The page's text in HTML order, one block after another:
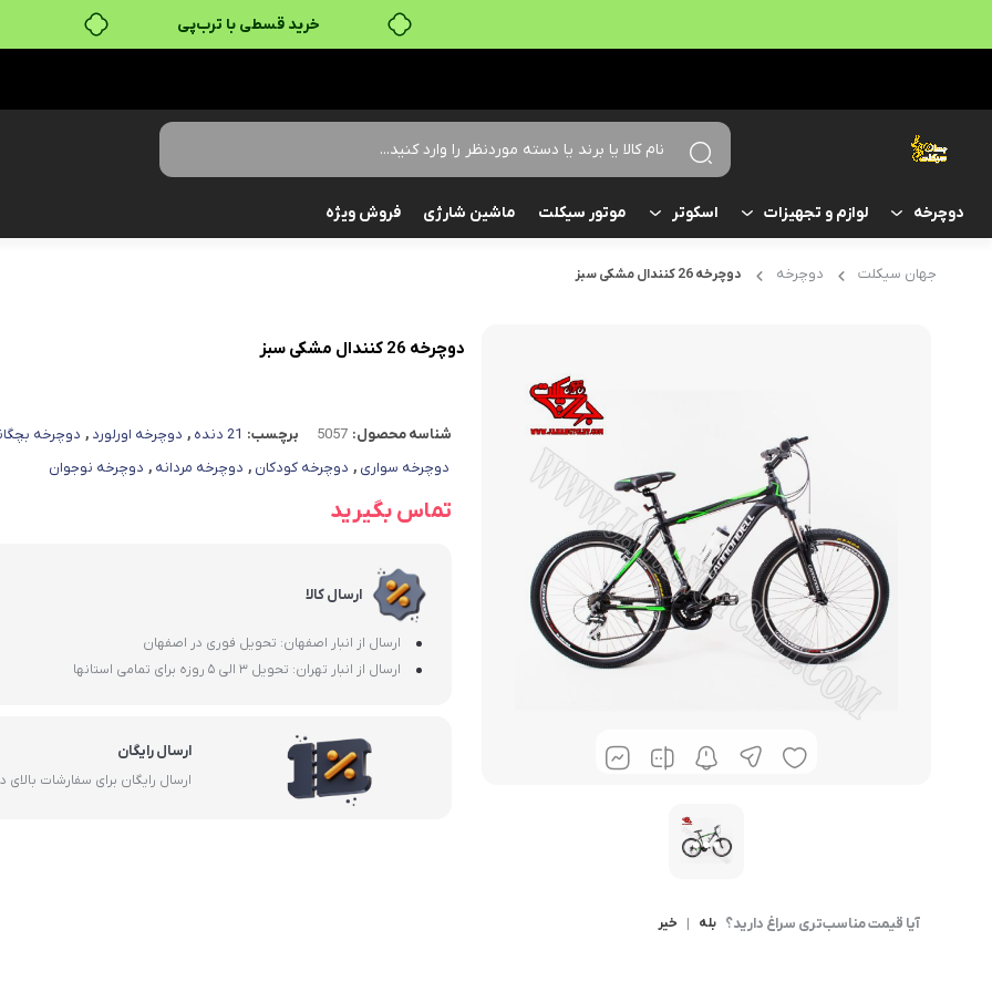
خرید قسطی با ترب‌پی
دوچرخه لوازم و تجهیزات اسکوتر موتور سیکلت ماشین شارژی فروش ویژه
جهان سیکلت دوچرخه دوچرخه 26 کنندال مشکی سبز
آیا قیمت مناسب‌تری سراغ دارید؟ بله | خیر
دوچرخه 26 کنندال مشکی سبز
شناسه محصول: 5057 برچسب: 21 دنده , دوچرخه اورلورد , دوچرخه
دوچرخه سواری , دوچرخه کودکان , دوچرخه مردانه , دوچرخه نوجوان
تماس بگیرید
ارسال کالا
ارسال از انبار اصفهان: تحویل فوری در اصفهان
ارسال از انبار تهران: تحویل 3 الی 5 روزه برای تمامی استانها
ارسال رایگان
ارسال رایگان برای سفارشات